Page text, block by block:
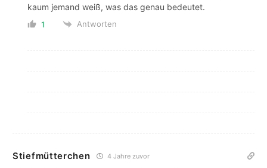
kaum jemand weiß, was das genau bedeutet.
1 Antworten
Stiefmütterchen 4 Jahre zuvor